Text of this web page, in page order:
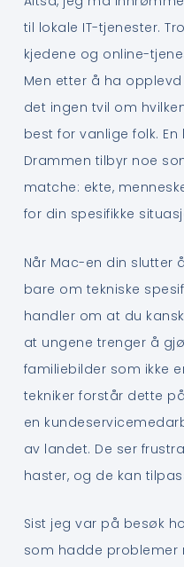
til lokale IT-tjenester.
kjedene og online-
Men etter å ha
det ingen tvil om
best for vanlige folk.
Drammen tilbyr noe
matche: ekte,
for din spesifikke
Når Mac-en din slutter
bare om tekniske
handler om at du
at ungene trenger å
familiebilder som ikke
tekniker forstår dette
en
av landet. De ser
haster, og de kan
Sist jeg var på besøk
som hadde problemer